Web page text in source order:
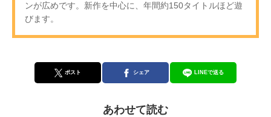
ンが広めです。新作を中心に、年間約150タイトルほど遊
びます。
ポスト シェア LINEで送る
あわせて読む